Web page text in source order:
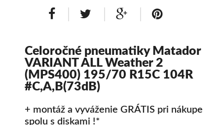
Puklice na kolesá Kontakt Blog
Celoročné pneumatiky Matador
VARIANT ALL Weather 2
(MPS400) 195/70 R15C 104R
#C,A,B(73dB)
+ montáž a vyváženie GRÁTIS pri nákupe
spolu s diskami !*